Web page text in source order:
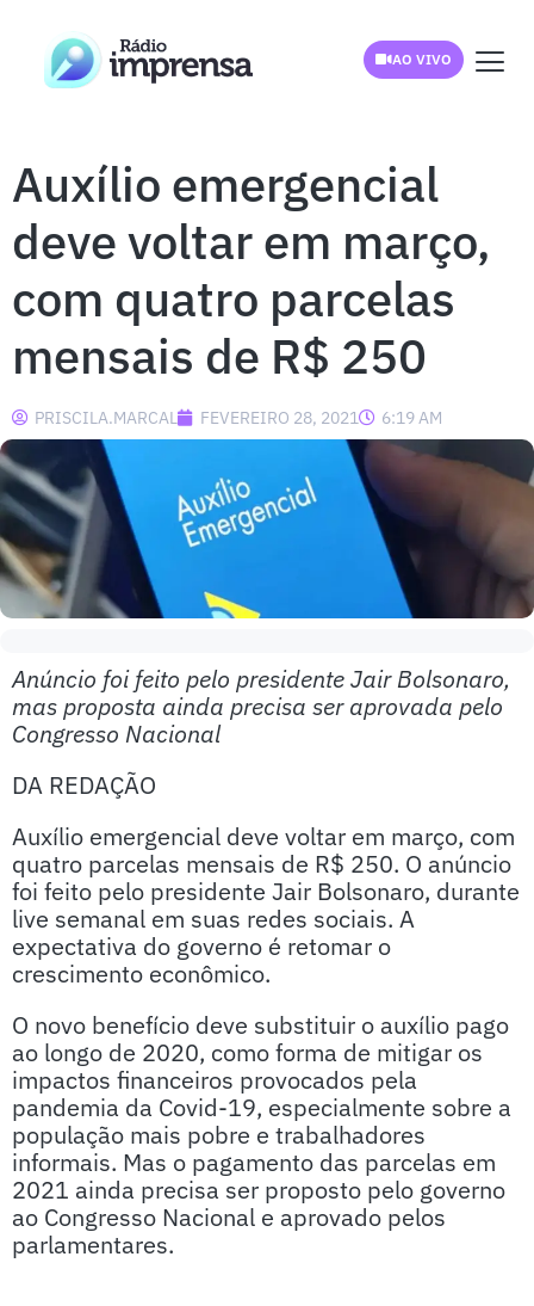
AO VIVO
Auxílio emergencial
deve voltar em março,
com quatro parcelas
mensais de R$ 250
PRISCILA.MARCAL FEVEREIRO 28, 2021 6:19 AM
Anúncio foi feito pelo presidente Jair Bolsonaro,
mas proposta ainda precisa ser aprovada pelo
Congresso Nacional
DA REDAÇÃO
Auxílio emergencial deve voltar em março, com
quatro parcelas mensais de R$ 250. O anúncio
foi feito pelo presidente Jair Bolsonaro, durante
live semanal em suas redes sociais. A
expectativa do governo é retomar o
crescimento econômico.
O novo benefício deve substituir o auxílio pago
ao longo de 2020, como forma de mitigar os
impactos financeiros provocados pela
pandemia da Covid-19, especialmente sobre a
população mais pobre e trabalhadores
informais. Mas o pagamento das parcelas em
2021 ainda precisa ser proposto pelo governo
ao Congresso Nacional e aprovado pelos
parlamentares.